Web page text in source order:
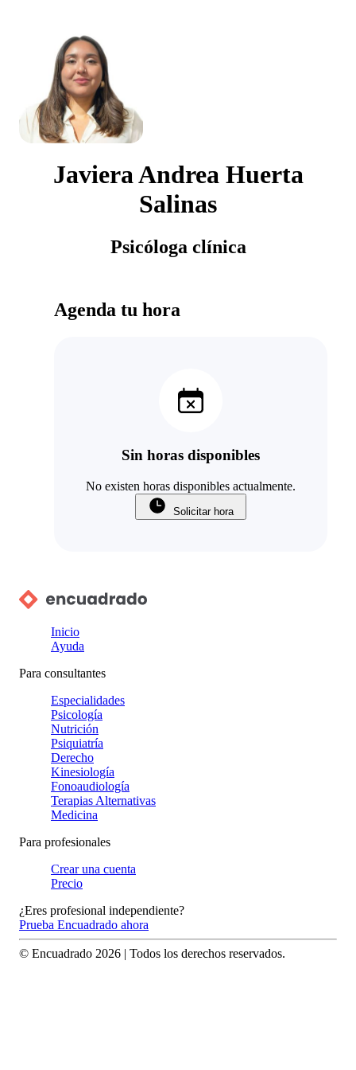
Javiera Andrea Huerta
Salinas
Psicóloga clínica
Agenda tu hora
Sin horas disponibles
No existen horas disponibles actualmente.
Solicitar hora
Inicio
Ayuda
Para consultantes
Especialidades
Psicología
Nutrición
Psiquiatría
Derecho
Kinesiología
Fonoaudiología
Terapias Alternativas
Medicina
Para profesionales
Crear una cuenta
Precio
¿Eres profesional independiente?
Prueba Encuadrado ahora
© Encuadrado 2026 | Todos los derechos reservados.